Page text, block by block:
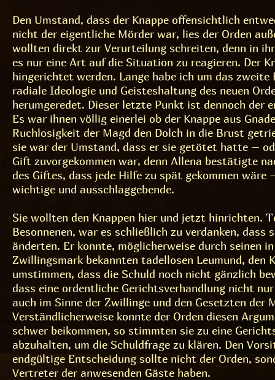
Den Umstand, dass der Knappe offensichtlich
nicht der eigentliche Mörder war, lies der Orden
wollten direkt zur Verurteilung schreiten, denn in
es nur eine Art auf die Situation zu reagieren. Der
hingerichtet werden. Lange habe ich um das zweite
radiale Ideologie und Geisteshaltung des neuen
herumgeredet. Dieser letzte Punkt ist dennoch der
Es war ihnen völlig einerlei ob der Knappe aus
Ruchlosigkeit der Magd den Dolch in die Brust
sie war der Umstand, dass er sie getötet hatte –
Gift zuvorgekommen war, denn Allena bestätigte
des Giftes, dass jede Hilfe zu spät gekommen wäre
wichtige und ausschlaggebende.
Sie wollten den Knappen hier und jetzt hinrichten.
Besonnenen, war es schließlich zu verdanken, dass
änderten. Er konnte, möglicherweise durch seinen
Zwillingsmark bekannten tadellosen Leumund, den
umstimmen, dass die Schuld noch nicht gänzlich
dass eine ordentliche Gerichtsverhandlung nicht
auch im Sinne der Zwillinge und den Gesetzten der
Verständlicherweise konnte der Orden diesen
schwer beikommen, so stimmten sie zu eine
abzuhalten, um die Schuldfrage zu klären. Den
endgültige Entscheidung sollte nicht der Orden,
Vertreter der anwesenden Gäste haben.